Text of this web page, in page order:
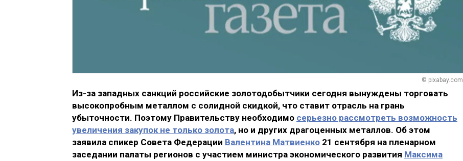
© pixabay.com
Из-за западных санкций российские золотодобытчики сегодня вынуждены торговать
высокопробным металлом с солидной скидкой, что ставит отрасль на грань
убыточности. Поэтому Правительству необходимо серьезно рассмотреть возможность
увеличения закупок не только золота, но и других драгоценных металлов. Об этом
заявила спикер Совета Федерации Валентина Матвиенко 21 сентября на пленарном
заседании палаты регионов с участием министра экономического развития Максима